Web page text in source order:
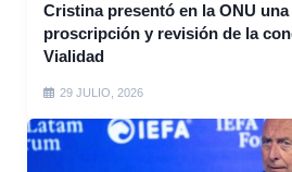
Cristina presentó en la ONU
proscripción y revisión de la
Vialidad
29 JULIO, 2026